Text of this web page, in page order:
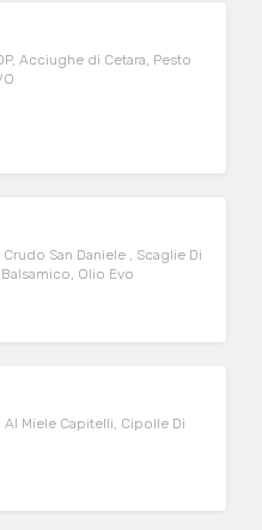
Acciughe di Cetara, Pesto
San Daniele , Scaglie Di
Olio Evo
Miele Capitelli, Cipolle Di